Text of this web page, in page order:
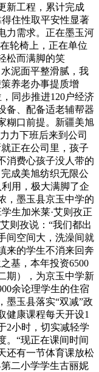
新工程，累计完成
住性取平安性显著
力需求。正在墨玉河
轮椅上，正在单位
松而满脚的笑
泥面平整滑腻，我
养老办事提质增
同步推进120户经济
备、配备适老辅帮器
糊口前提。新疆美旭
力下班后来到公司
正在公司里，孩子
消费心孩子没人带的
成美旭纺织无限公
用，极大满脚了企
，墨玉县京玉中学的
生加米莱·艾则孜正
则孜说：“我们都出
间空间大，洗澡间就
来的学生不消来回奔
基，本年投资6500
期），为京玉中学新
余论理学生的住宿
墨玉县落实“双减”政
健康课程每天开设1
2小时，切实减轻学
。“现正在课间时间
还有一节体育课放松
二小学学生古丽妮